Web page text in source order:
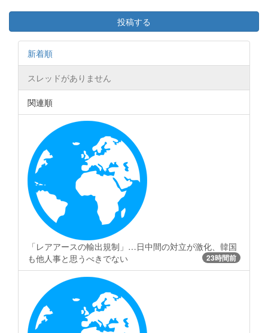
投稿する
新着順
スレッドがありません
関連順
「レアアースの輸出規制」…日中間の対立が激化、韓国
も他人事と思うべきでない
23時間前